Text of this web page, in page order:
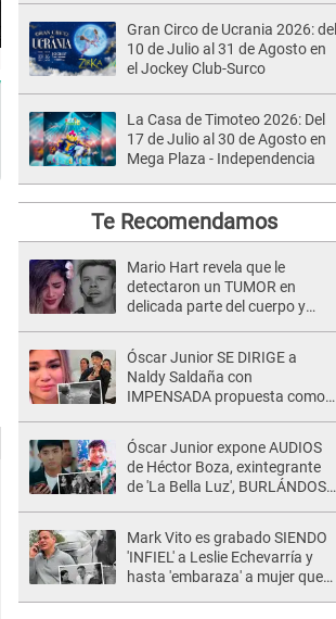
Gran Circo de Ucrania 2026: del
10 de Julio al 31 de Agosto en
el Jockey Club-Surco
La Casa de Timoteo 2026: Del
17 de Julio al 30 de Agosto en
Mega Plaza - Independencia
Te Recomendamos
Mario Hart revela que le
detectaron un TUMOR en
delicada parte del cuerpo y
muy fuertes..."
Óscar Junior SE DIRIGE a
Naldy Saldaña con
IMPENSADA propuesta como
denuncia: "Otro tipo de ley..."
Óscar Junior expone AUDIOS
de Héctor Boza, exintegrante
de 'La Bella Luz', BURLÁNDOSE
Mark Vito es grabado SIENDO
'INFIEL' a Leslie Echevarría y
hasta 'embaraza' a mujer que